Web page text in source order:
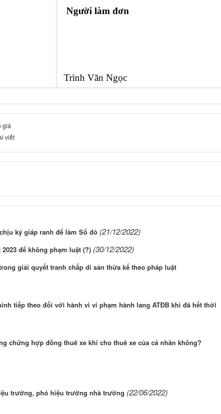
Người làm đơn
Trình Văn Ngọc
giá
viết
ký giáp ranh để làm Sổ đỏ (21/12/2022)
để không phạm luật (?) (30/12/2022)
giải quyết tranh chấp di sản thừa kế theo pháp luật
tiếp theo đối với hành vi vi phạm hành lang ATĐB khi đã hết thời
chứng hợp đồng thuê xe khi cho thuê xe của cá nhân không?
trưởng, phó hiệu trưởng nhà trường (22/06/2022)